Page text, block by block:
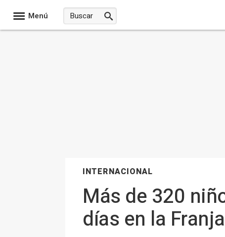
Menú
INTERNACIONAL
Más de 320
días en la